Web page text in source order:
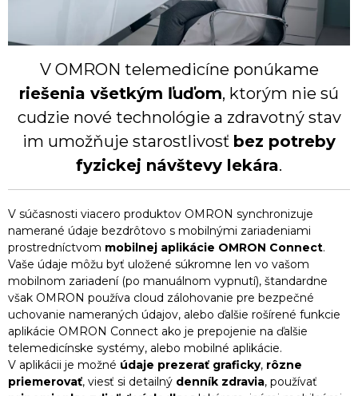
V OMRON telemedicíne ponúkame
riešenia všetkým ľuďom, ktorým nie sú
cudzie nové technológie a zdravotný stav
im umožňuje starostlivosť bez potreby
fyzickej návštevy lekára.
V súčasnosti viacero produktov OMRON synchronizuje
namerané údaje bezdrôtovo s mobilnými zariadeniami
prostredníctvom mobilnej aplikácie OMRON Connect.
Vaše údaje môžu byť uložené súkromne len vo vašom
mobilnom zariadení (po manuálnom vypnutí), štandardne
však OMRON používa cloud zálohovanie pre bezpečné
uchovanie nameraných údajov, alebo ďalšie rošírené funkcie
aplikácie OMRON Connect ako je prepojenie na ďalšie
telemedicínske systémy, alebo mobilné aplikácie.
V aplikácii je možné údaje prezerať graficky, rôzne
priemerovať, viesť si detailný denník zdravia, používať